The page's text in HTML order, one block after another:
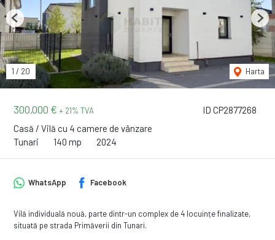
ID CP2877268
300,000 € + 21% TVA
Casă / Vilă cu 4 camere de vânzare
Tunari
140 mp 2024
1 / 20 Harta
Previous Next
WhatsApp Facebook
Vilă individuală nouă, parte dintr-un complex de 4 locuințe finalizate,
situată pe strada Primăverii din Tunari.